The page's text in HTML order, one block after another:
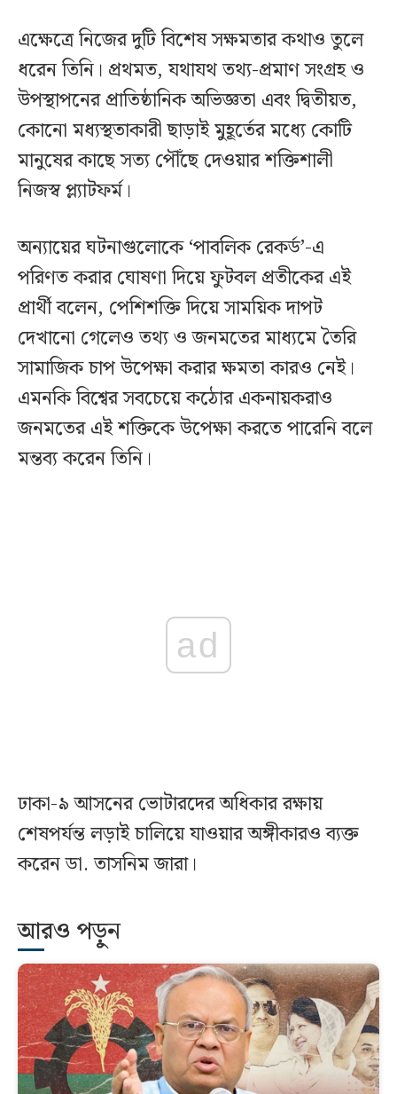
এক্ষেত্রে নিজের দুটি বিশেষ সক্ষমতার কথাও তুলে
ধরেন তিনি। প্রথমত, যথাযথ তথ্য-প্রমাণ সংগ্রহ ও
উপস্থাপনের প্রাতিষ্ঠানিক অভিজ্ঞতা এবং দ্বিতীয়ত,
কোনো মধ্যস্থতাকারী ছাড়াই মুহূর্তের মধ্যে কোটি
মানুষের কাছে সত্য পৌঁছে দেওয়ার শক্তিশালী
নিজস্ব প্ল্যাটফর্ম।
অন্যায়ের ঘটনাগুলোকে ‘পাবলিক রেকর্ড’-এ
পরিণত করার ঘোষণা দিয়ে ফুটবল প্রতীকের এই
প্রার্থী বলেন, পেশিশক্তি দিয়ে সাময়িক দাপট
দেখানো গেলেও তথ্য ও জনমতের মাধ্যমে তৈরি
সামাজিক চাপ উপেক্ষা করার ক্ষমতা কারও নেই।
এমনকি বিশ্বের সবচেয়ে কঠোর একনায়করাও
জনমতের এই শক্তিকে উপেক্ষা করতে পারেনি বলে
মন্তব্য করেন তিনি।
ad
ঢাকা-৯ আসনের ভোটারদের অধিকার রক্ষায়
শেষপর্যন্ত লড়াই চালিয়ে যাওয়ার অঙ্গীকারও ব্যক্ত
করেন ডা. তাসনিম জারা।
আরও পড়ুন